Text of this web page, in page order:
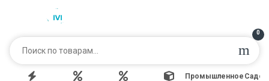
0
Промышленное